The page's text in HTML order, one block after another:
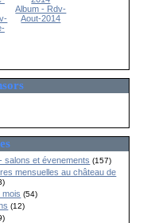
Album - Rdv-
Aout-2014
salons et évenements (157)
mensuelles au château de
mois (54)
(12)